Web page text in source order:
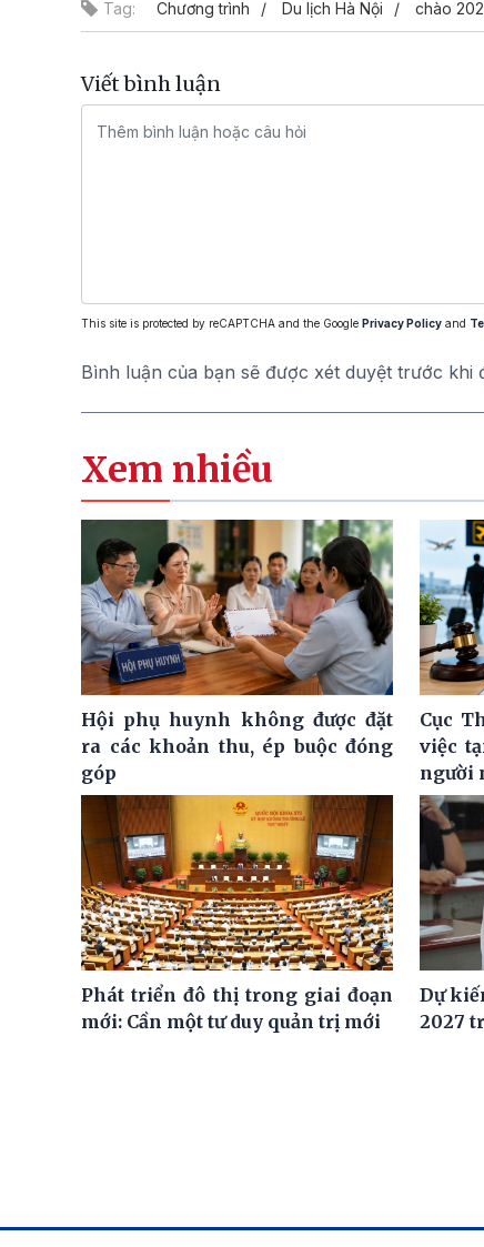
Tag: Chương trình Du lịch Hà Nội chào
Viết bình luận
This site is protected by reCAPTCHA and the Google Privacy Policy and
Bình luận của bạn sẽ được xét duyệt trước khi
Xem nhiều
Hội phụ huynh không được đặt
ra các khoản thu, ép buộc đóng
góp
Cục
việc
người
Phát triển đô thị trong giai đoạn
mới: Cần một tư duy quản trị mới
Dự
2027